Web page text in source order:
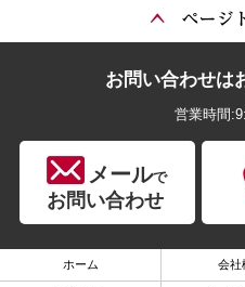
お問い合わせは
営業時間
メールで
お問い合わせ
ホーム 会社